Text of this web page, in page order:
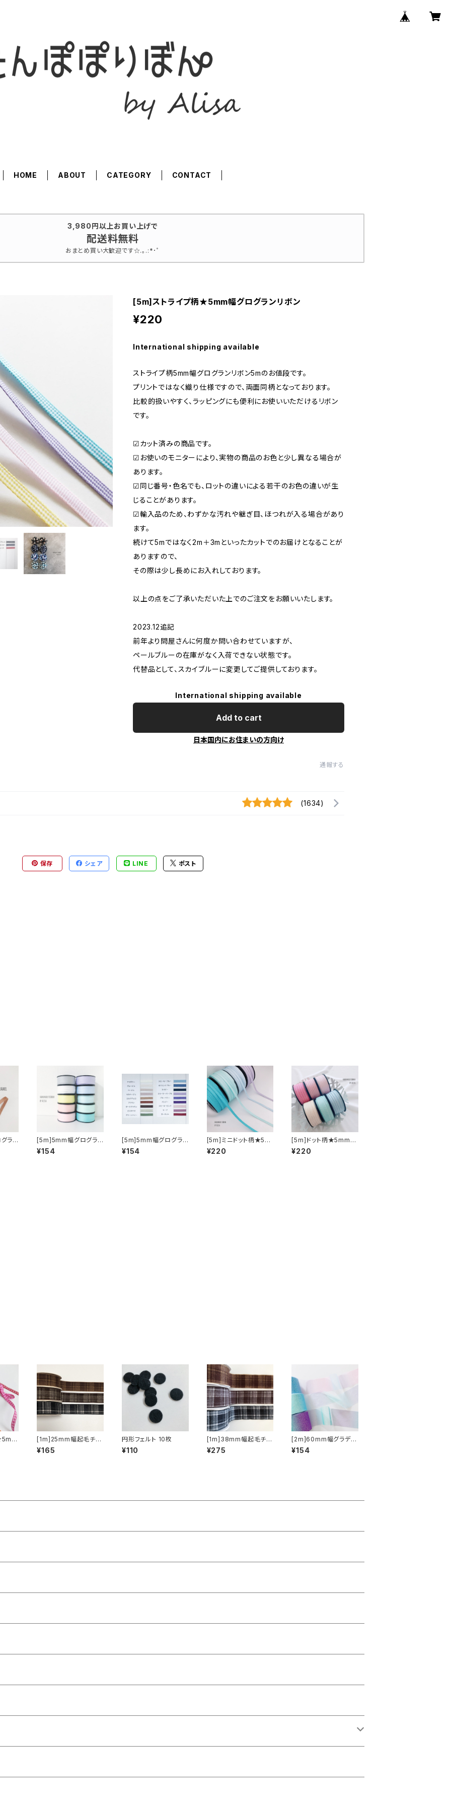
HOME ABOUT CATEGORY CONTACT
3,980円以上お買い上げで
配送料無料
おまとめ買い大歓迎です☆.｡.:*･ﾟ
[5m]ストライプ柄★5mm幅グログランリボン
¥220
International shipping available
ストライプ柄5mm幅グログランリボン5mのお値段です。
プリントではなく織り仕様ですので、両面同柄となっております。
比較的扱いやすく、ラッピングにも便利にお使いいただけるリボン
です。
☑カット済みの商品です。
☑お使いのモニターにより、実物の商品のお色と少し異なる場合が
あります。
☑同じ番号・色名でも、ロットの違いによる若干のお色の違いが生
じることがあります。
☑輸入品のため、わずかな汚れや継ぎ目、ほつれが入る場合があり
ます。
続けて5mではなく2m＋3mといったカットでのお届けとなることが
ありますので、
その際は少し長めにお入れしております。
以上の点をご了承いただいた上でのご注文をお願いいたします。
2023.12追記
前年より問屋さんに何度か問い合わせていますが、
ペールブルーの在庫がなく入荷できない状態です。
代替品として、スカイブルーに変更してご提供しております。
International shipping available
Add to cart
日本国内にお住まいの方向け
通報する
(1634)
保存 シェア LINE ポスト
ラン
[5m]5mm幅グログラン
リボン#1パステル/原色/
モノトーン
¥154
[5m]5mm幅グログラン
リボン#2くすみ色/濃色
¥154
[5m]ミニドット柄★5m
m幅グログランリボン
¥220
[5m]ドット柄★5mm幅
グログランリボン
¥220
[1m]25mm幅起毛チェ
ックリボン
¥165
円形フェルト 10枚
¥110
[1m]38mm幅起毛チェ
ックリボン
¥275
[2m]60mm幅グラデチ
ュールリボン
¥154